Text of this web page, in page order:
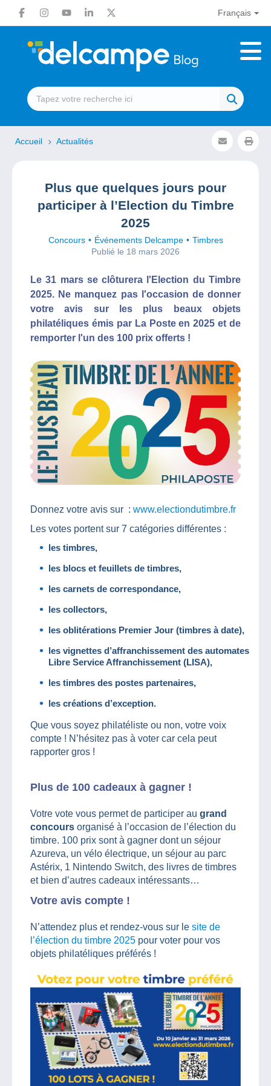
Français
Accueil Actualités
Plus que quelques jours pour
participer à l’Election du Timbre
2025
Concours Événements Delcampe
Timbres
Publié le 18 mars 2026
Le 31 mars se clôturera l'Election du Timbre
2025. Ne manquez pas l'occasion de donner
votre avis sur les plus beaux objets
philatéliques émis par La Poste en 2025 et de
remporter l'un des 100 prix offerts !
Donnez votre avis sur : www.electiondutimbre.fr
Les votes portent sur 7 catégories différentes :
les timbres,
les blocs et feuillets de timbres,
les carnets de correspondance,
les collectors,
les oblitérations Premier Jour (timbres à date),
les vignettes d’affranchissement des automates
Libre Service Affranchissement (LISA),
les timbres des postes partenaires,
les créations d’exception.
Que vous soyez philatéliste ou non, votre voix
compte ! N’hésitez pas à voter car cela peut
rapporter gros !
Plus de 100 cadeaux à gagner !
Votre vote vous permet de participer au grand
concours organisé à l’occasion de l’élection du
timbre. 100 prix sont à gagner dont un séjour
Azureva, un vélo électrique, un séjour au parc
Astérix, 1 Nintendo Switch, des livres de timbres
et bien d’autres cadeaux intéressants…
Votre avis compte !
N’attendez plus et rendez-vous sur le site de
l’élection du timbre 2025 pour voter pour vos
objets philatéliques préférés !